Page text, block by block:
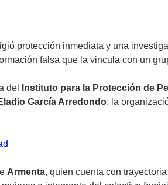
protección inmediata y una
falsa que la vincula con un
del
Instituto para la Protección de
García Arredondo, la
Armenta, quien cuenta con